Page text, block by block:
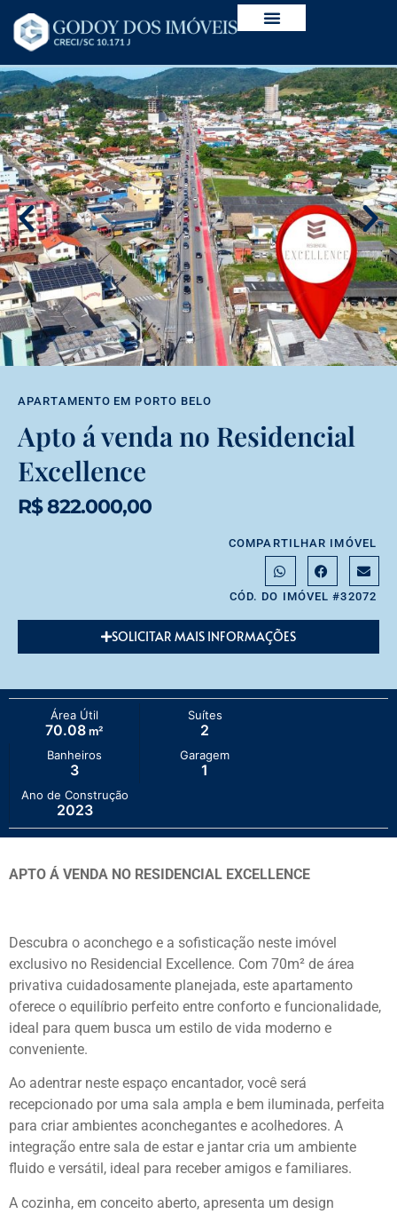
APARTAMENTO EM PORTO BELO
Apto á venda no Residencial
Excellence
R$ 822.000,00
COMPARTILHAR IMÓVEL
CÓD. DO IMÓVEL #32072
SOLICITAR MAIS INFORMAÇÕES
Área Útil
70.08 m²
Suítes
2
Banheiros
3
Garagem
1
Ano de Construção
2023
APTO Á VENDA NO RESIDENCIAL EXCELLENCE
Descubra o aconchego e a sofisticação neste imóvel
exclusivo no Residencial Excellence. Com 70m² de área
privativa cuidadosamente planejada, este apartamento
oferece o equilíbrio perfeito entre conforto e funcionalidade,
ideal para quem busca um estilo de vida moderno e
conveniente.
Ao adentrar neste espaço encantador, você será
recepcionado por uma sala ampla e bem iluminada, perfeita
para criar ambientes aconchegantes e acolhedores. A
integração entre sala de estar e jantar cria um ambiente
fluido e versátil, ideal para receber amigos e familiares.
A cozinha, em conceito aberto, apresenta um design